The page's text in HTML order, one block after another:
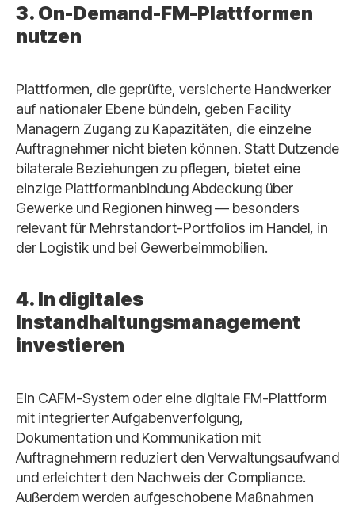
3. On-Demand-FM-Plattformen
nutzen
Plattformen, die geprüfte, versicherte Handwerker
auf nationaler Ebene bündeln, geben Facility
Managern Zugang zu Kapazitäten, die einzelne
Auftragnehmer nicht bieten können. Statt Dutzende
bilaterale Beziehungen zu pflegen, bietet eine
einzige Plattformanbindung Abdeckung über
Gewerke und Regionen hinweg — besonders
relevant für Mehrstandort-Portfolios im Handel, in
der Logistik und bei Gewerbeimmobilien.
4. In digitales
Instandhaltungsmanagement
investieren
Ein CAFM-System oder eine digitale FM-Plattform
mit integrierter Aufgabenverfolgung,
Dokumentation und Kommunikation mit
Auftragnehmern reduziert den Verwaltungsaufwand
und erleichtert den Nachweis der Compliance.
Außerdem werden aufgeschobene Maßnahmen